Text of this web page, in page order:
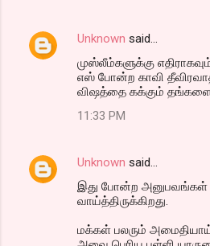
Unknown said…
முஸ்லீம்களுக்கு
எஸ் போன்ற காவி
விஷத்தை கக்கும் தங்களை
11:33 PM
Unknown said…
இது போன்ற அனுபவங்கள்
வாய்த்திருக்கிறது.
மக்கள் பலரும்